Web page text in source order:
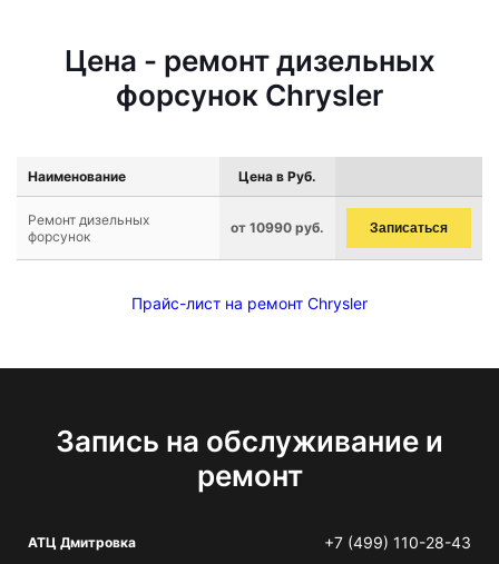
Цена - ремонт дизельных
форсунок Chrysler
Наименование Цена в Руб.
Ремонт дизельных
форсунок
от 10990 руб. Записаться
Прайс-лист на ремонт Chrysler
Запись на обслуживание и
ремонт
АТЦ Дмитровка +7 (499) 110-28-43